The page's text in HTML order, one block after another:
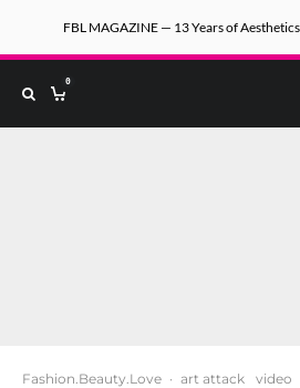
FBL MAGAZINE — 13 Years of
0
Fashion.Beauty.Love · art attack video